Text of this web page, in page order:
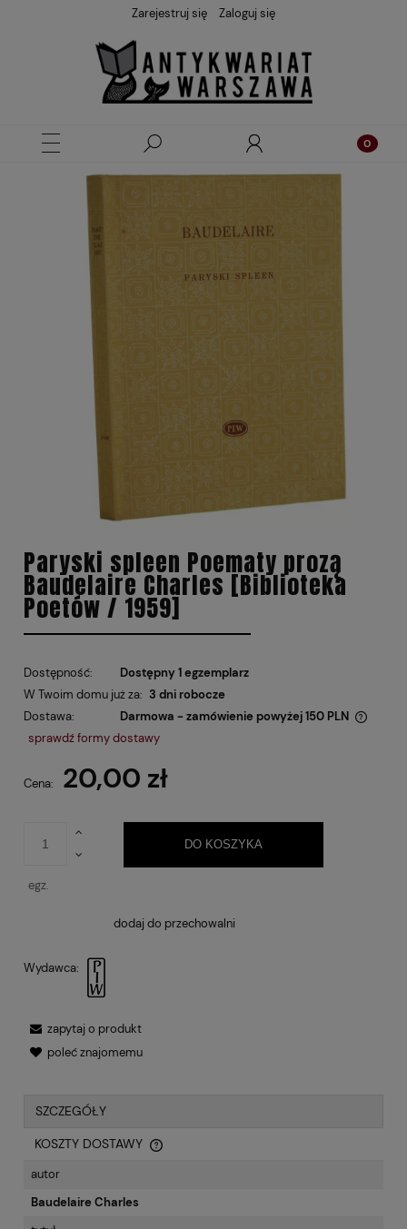
Zarejestruj się Zaloguj się
Paryski spleen Poematy prozą
Baudelaire Charles [Biblioteka
Poetów / 1959]
Dostępność:
Dostępny 1 egzemplarz
W Twoim domu już za: 3 dni robocze
Dostawa:
Darmowa - zamówienie powyżej 150 PLN
Cena nie zawiera ewentualnych kosztów płatności
sprawdź formy dostawy
Cena: 20,00 zł
egz.
DO KOSZYKA
dodaj do przechowalni
Wydawca:
zapytaj o produkt
poleć znajomemu
SZCZEGÓŁY
KOSZTY DOSTAWY
CENA NIE ZAWIERA EWENTUALNYCH KOSZTÓW PŁATNOŚCI
autor
Baudelaire Charles